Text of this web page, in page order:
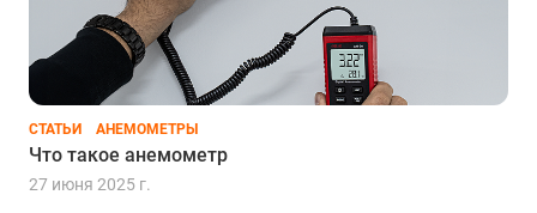
СТАТЬИ АНЕМОМЕТРЫ
Что такое анемометр
27 июня 2025 г.